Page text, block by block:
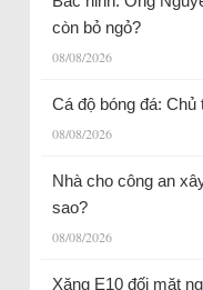
còn bỏ ngỏ?
08/08/2026
Cá độ bóng đá:
08/08/2026
Nhà cho công an
sao?
08/08/2026
Xăng E10 đối mặt